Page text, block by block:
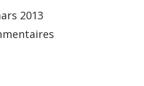
2013